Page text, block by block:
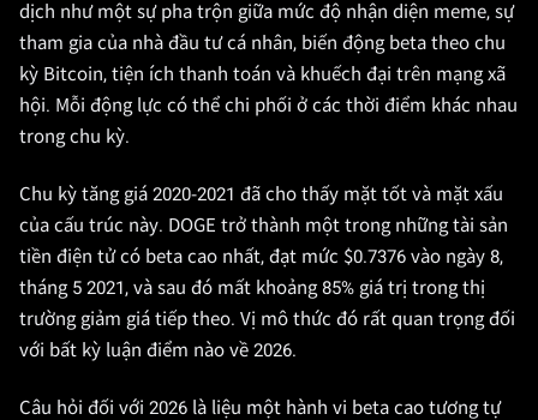
dịch như một sự pha trộn giữa mức độ nhận diện meme, sự
tham gia của nhà đầu tư cá nhân, biến động beta theo chu
kỳ Bitcoin, tiện ích thanh toán và khuếch đại trên mạng xã
hội. Mỗi động lực có thể chi phối ở các thời điểm khác nhau
trong chu kỳ.
Chu kỳ tăng giá 2020-2021 đã cho thấy mặt tốt và mặt xấu
của cấu trúc này. DOGE trở thành một trong những tài sản
tiền điện tử có beta cao nhất, đạt mức $0.7376 vào ngày 8,
tháng 5 2021, và sau đó mất khoảng 85% giá trị trong thị
trường giảm giá tiếp theo. Vị mô thức đó rất quan trọng đối
với bất kỳ luận điểm nào về 2026.
Câu hỏi đối với 2026 là liệu một hành vi beta cao tương tự